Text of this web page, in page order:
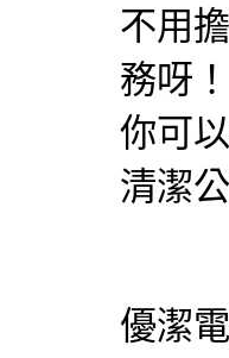
不用
務呀！
你可
清潔
優潔